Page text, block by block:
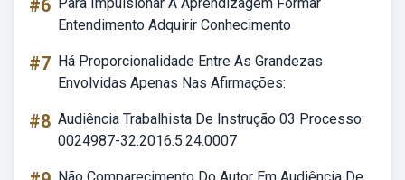
#6
Entendimento Adquirir Conhecimento
#7 Há Proporcionalidade Entre As Grandezas
Envolvidas Apenas Nas Afirmações:
#8 Audiência Trabalhista De Instrução 03 Processo:
0024987-32.2016.5.24.0007